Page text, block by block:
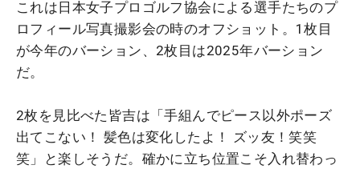
これは日本女子プロゴルフ協会による選手たちのプ
ロフィール写真撮影会の時のオフショット。1枚目
が今年のバーション、2枚目は2025年バーション
だ。
2枚を見比べた皆吉は「手組んでピース以外ポーズ
出てこない！ 髪色は変化したよ！ ズッ友！笑笑
笑」と楽しそうだ。確かに立ち位置こそ入れ替わっ